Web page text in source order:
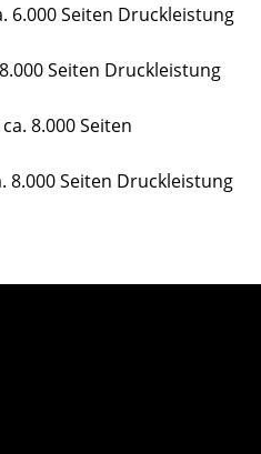
6.000 Seiten Druckleistung
Seiten Druckleistung
8.000 Seiten
8.000 Seiten Druckleistung